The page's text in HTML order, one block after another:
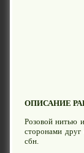
ОПИСАНИЕ
Розовой нитью
сторонами
сбн.